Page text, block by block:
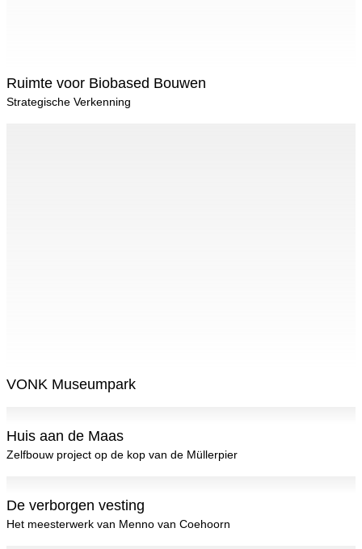
Ruimte voor Biobased Bouwen
Strategische Verkenning
VONK Museumpark
Huis aan de Maas
Zelfbouw project op de kop van de Müllerpier
De verborgen vesting
Het meesterwerk van Menno van Coehoorn